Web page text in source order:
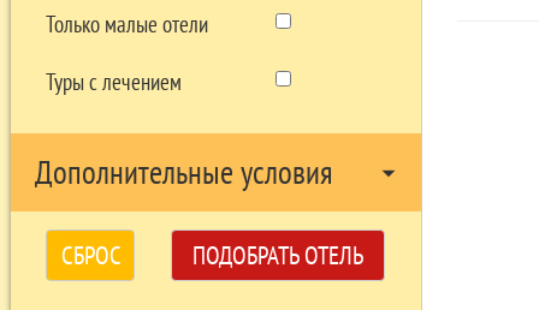
Только малые отели
Туры с лечением
Дополнительные условия arrow_drop_down
СБРОС ПОДОБРАТЬ ОТЕЛЬ